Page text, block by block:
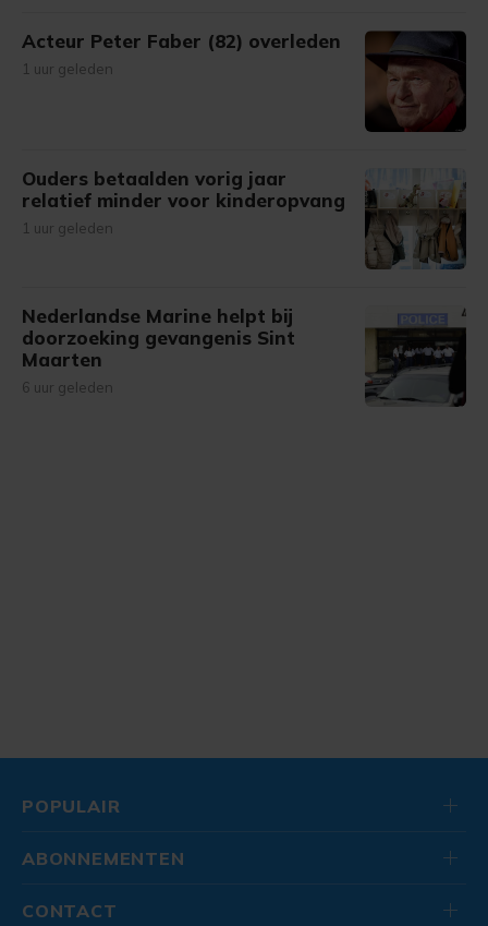
Acteur Peter Faber (82) overleden
1 uur geleden
Ouders betaalden vorig jaar
relatief minder voor kinderopvang
1 uur geleden
Nederlandse Marine helpt bij
doorzoeking gevangenis Sint
Maarten
6 uur geleden
POPULAIR
ABONNEMENTEN
CONTACT